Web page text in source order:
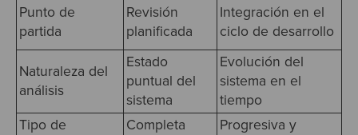
Punto de
partida
Revisión
planificada
Integración en el
ciclo de desarrollo
Naturaleza del
análisis
Estado
puntual del
sistema
Evolución del
sistema en el
tiempo
Tipo de
Completa
Progresiva y